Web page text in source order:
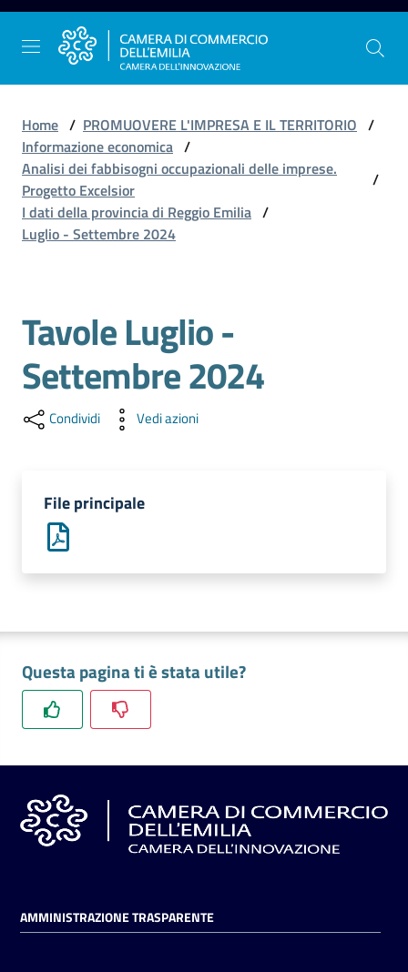
Vai al contenuto
Vai alla navigazione
Vai al footer
La
Camera
dell'Emilia
l'impresa
Promuovere
l'impresa
Tutelare
l'Impresa
L'impresa
digitale
Home / PROMUOVERE L'IMPRESA E IL TERRITORIO /
Informazione economica /
Analisi dei fabbisogni occupazionali delle imprese.
Progetto Excelsior
/
I dati della provincia di Reggio Emilia /
Luglio - Settembre 2024
Tavole Luglio -
Settembre 2024
Condividi Vedi azioni
File principale
Questa pagina ti è stata utile?
AMMINISTRAZIONE TRASPARENTE